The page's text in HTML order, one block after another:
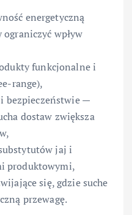
energetyczną
wpływ
funkcjonalne i
range),
bezpieczeństwie —
dostaw zwiększa
jaj i
produktowymi,
się, gdzie suche
przewagę.